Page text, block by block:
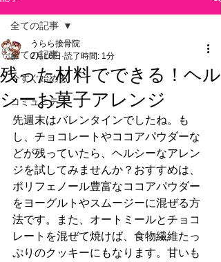
全ての記事
今すぐ始める
コミュニティ
全ての記事
残った材料でできる！ヘル
シーお菓子アレンジ
うらら接骨院
2月16日 読了時間: 1分
先週末はバレンタインでしたね。も
し、チョコレートやココアパウダーな
どが残っていたら、ヘルシーなアレン
ジを試してみませんか？おすすめは、
ポリフェノール豊富なココアパウダー
をヨーグルトやスムージーに混ぜる方
法です。また、オートミールとチョコ
レートを混ぜて焼けば、食物繊維たっ
ぷりのクッキーにもなります。甘いも